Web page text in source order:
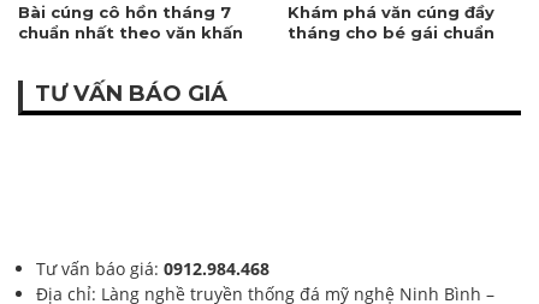
Bài cúng cô hồn tháng 7
chuẩn nhất theo văn khấn
Khám phá văn cúng đầy
tháng cho bé gái chuẩn
TƯ VẤN BÁO GIÁ
Tư vấn báo giá: 0912.984.468
Địa chỉ: Làng nghề truyền thống đá mỹ nghệ Ninh Bình –